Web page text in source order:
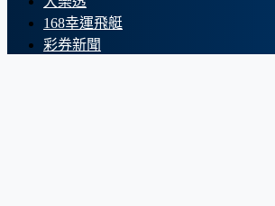
168幸運飛艇
彩券新聞